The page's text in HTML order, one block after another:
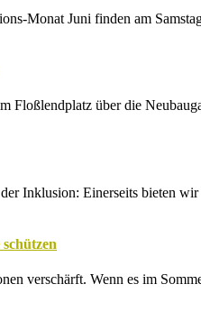
Monat Juni finden am
Floßlendplatz über die
Inklusion: Einerseits bieten
verschärft. Wenn es im